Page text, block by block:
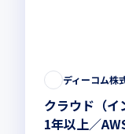
ディーコム株
クラウド（イ
1年以上／